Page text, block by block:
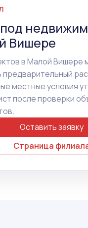
Вишере
в Малой Вишере
предварительный
местные условия
после проверки
Оставить заявку
Страница